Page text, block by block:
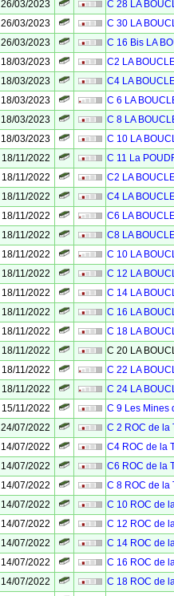
26/03/2023
C 28 LA
26/03/2023
C 30 LA
26/03/2023
C 16 Bis LA
18/03/2023
C2 LA
18/03/2023
C4 LA
18/03/2023
C 6 LA
18/03/2023
C 8 LA
18/03/2023
C 10 LA
18/11/2022
C 11 La
18/11/2022
C2 LA
18/11/2022
C4 LA
18/11/2022
C6 LA
18/11/2022
C8 LA
18/11/2022
C 10 LA
18/11/2022
C 12 LA
18/11/2022
C 14 LA
18/11/2022
C 16 LA
18/11/2022
C 18 LA
18/11/2022
C 20 LA
18/11/2022
C 22 LA
18/11/2022
C 24 LA
15/11/2022
C 9 Les Mines
24/07/2022
C 2 ROC de la
14/07/2022
C4 ROC de la
14/07/2022
C6 ROC de la
14/07/2022
C 8 ROC de la
14/07/2022
C 10 ROC de
14/07/2022
C 12 ROC de
14/07/2022
C 14 ROC de
14/07/2022
C 16 ROC de
14/07/2022
C 18 ROC de